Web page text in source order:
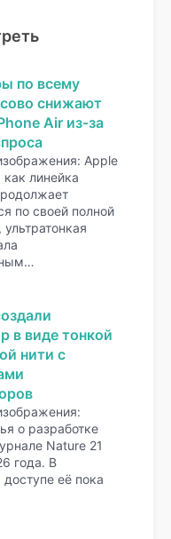
по всему
снижают
Air из-за
Apple
линейка
по своей полной
в виде тонкой
нити с
о разработке
Nature 21
года. В
её пока